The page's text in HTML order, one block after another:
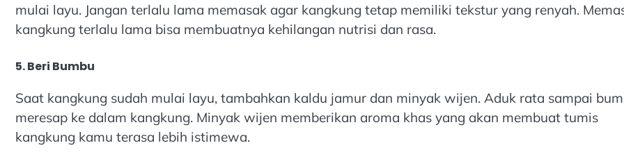
mulai layu. Jangan terlalu lama memasak agar kangkung tetap memiliki tekstur yang renyah.
kangkung terlalu lama bisa membuatnya kehilangan nutrisi dan rasa.
5. Beri Bumbu
Saat kangkung sudah mulai layu, tambahkan kaldu jamur dan minyak wijen. Aduk rata sampai
meresap ke dalam kangkung. Minyak wijen memberikan aroma khas yang akan membuat tumis
kangkung kamu terasa lebih istimewa.